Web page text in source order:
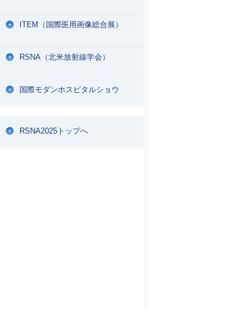
ITEM（国際医用画像総合展）
RSNA（北米放射線学会）
国際モダンホスピタルショウ
RSNA2025トップへ